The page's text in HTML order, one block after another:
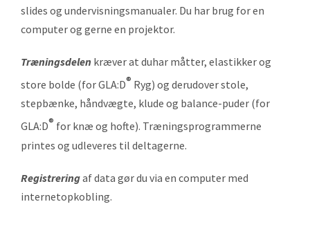
slides og undervisningsmanualer. Du har brug for en
computer og gerne en projektor.
Træningsdelen kræver at duhar måtter, elastikker og
store bolde (for GLA:D® Ryg) og derudover stole,
stepbænke, håndvægte, klude og balance-puder (for
GLA:D® for knæ og hofte). Træningsprogrammerne
printes og udleveres til deltagerne.
Registreringaf data gør du via en computer med
internetopkobling.